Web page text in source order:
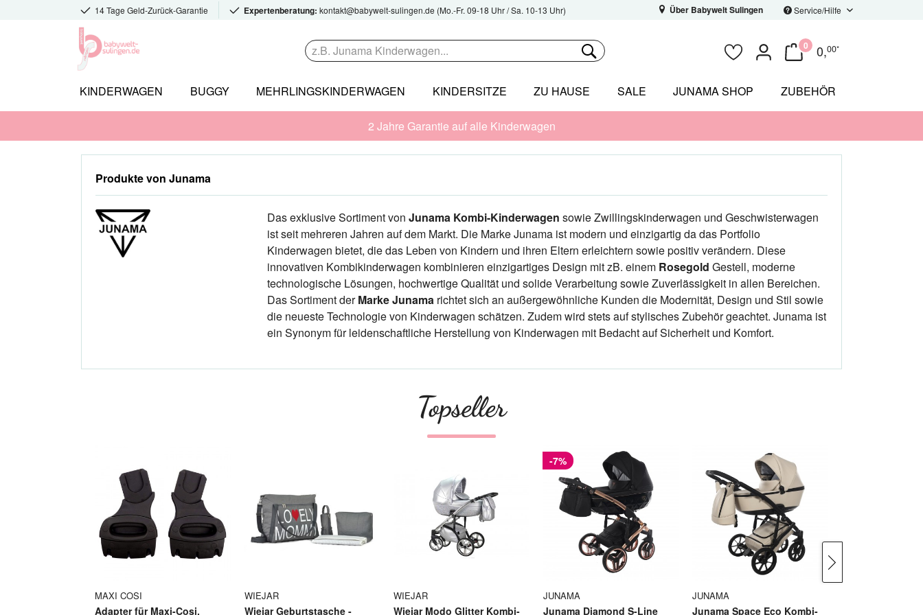
14 Tage Geld-Zurück-Garantie Expertenberatung: kontakt@babywelt-sulingen.de (Mo.-Fr. 09-18 Uhr / Sa. 10-13 Uhr) Über Babywelt Sulingen Service/Hilfe
0 0,00*
KINDERWAGEN BUGGY MEHRLINGSKINDERWAGEN KINDERSITZE ZU HAUSE SALE JUNAMA SHOP ZUBEHÖR
2 Jahre Garantie auf alle Kinderwagen
Produkte von Junama
Das exklusive Sortiment von Junama Kombi-Kinderwagen sowie Zwillingskinderwagen und Geschwisterwagen
ist seit mehreren Jahren auf dem Markt. Die Marke Junama ist modern und einzigartig da das Portfolio
Kinderwagen bietet, die das Leben von Kindern und ihren Eltern erleichtern sowie positiv verändern. Diese
innovativen Kombikinderwagen kombinieren einzigartiges Design mit zB. einem Rosegold Gestell, moderne
technologische Lösungen, hochwertige Qualität und solide Verarbeitung sowie Zuverlässigkeit in allen Bereichen.
Das Sortiment derMarke Junama richtet sich an außergewöhnliche Kunden die Modernität, Design und Stil sowie
die neueste Technologie von Kinderwagen schätzen. Zudem wird stets auf stylisches Zubehör geachtet. Junama ist
ein Synonym für leidenschaftliche Herstellung von Kinderwagen mit Bedacht auf Sicherheit und Komfort.
Topseller
MAXI COSI
Adapter für Maxi-Cosi,
WIEJAR
Wiejar Geburtstasche -
WIEJAR
Wiejar Modo Glitter Kombi-
-7%
JUNAMA
Junama Diamond S-Line
JUNAMA
Junama Space Eco Kombi-